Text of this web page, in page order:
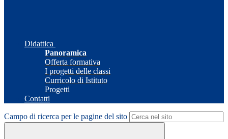
Didattica
Panoramica
Offerta formativa
I progetti delle classi
Curricolo di Istituto
Progetti
Contatti
Campo di ricerca per le pagine del sito